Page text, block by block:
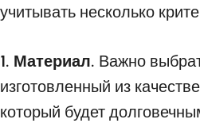
учитывать несколько
1. Материал. Важно
изготовленный из
который будет